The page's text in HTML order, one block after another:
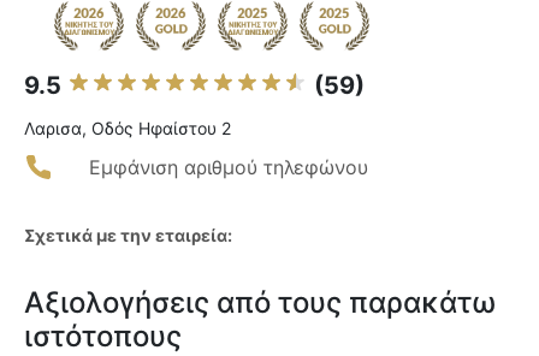
9.5 (59)
Λαρισα, Οδός Ηφαίστου 2
Εμφάνιση αριθμού τηλεφώνου
Σχετικά με την εταιρεία:
Αξιολογήσεις από τους παρακάτω
ιστότοπους